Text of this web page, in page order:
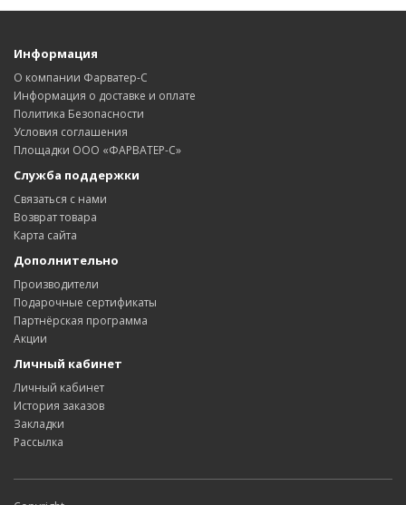
Информация
О компании Фарватер-С
Информация о доставке и оплате
Политика Безопасности
Условия соглашения
Площадки ООО «ФАРВАТЕР-С»
Служба поддержки
Связаться с нами
Возврат товара
Карта сайта
Дополнительно
Производители
Подарочные сертификаты
Партнёрская программа
Акции
Личный кабинет
Личный кабинет
История заказов
Закладки
Рассылка